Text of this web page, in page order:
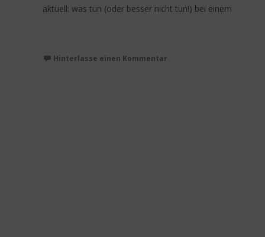
aktuell: was tun (oder besser nicht tun!) bei einem
Hinterlasse einen Kommentar